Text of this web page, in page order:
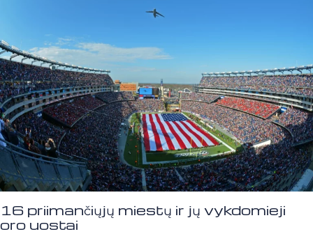
16 priimančiųjų miestų ir jų vykdomieji
oro uostai